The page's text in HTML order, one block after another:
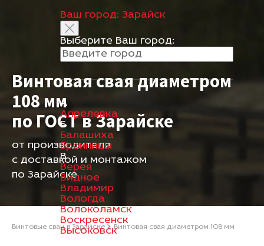
Ваш город: Зарайск
Выберите Ваш город:
А
Апрелевка
Б
Балашиха
Бронницы
В
Верея
Видное
Владимир
Вологда
Волоколамск
Воскресенск
Высоковск
Винтовая свая диаметром
108 мм
по ГОСТ в Зарайске
от производителя
с доставкой и монтажом
по Зарайске
Винтовые сваи в Зарайске Винтовая свая диаметром 108 мм